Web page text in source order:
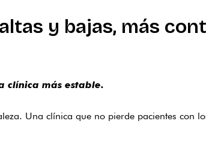
y bajas, más
clínica más estable.
Una clínica que no pierde pacientes con